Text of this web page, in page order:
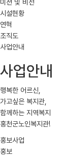
미션 및 비전
시설현황
연혁
조직도
사업안내
사업안내
행복한 어르신,
가고싶은 복지관,
함께하는 지역복지
홍천군노인복지관!
홍보사업
홍보